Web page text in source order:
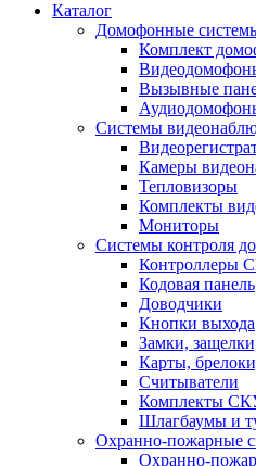
Каталог
Домофонные
Комплект
Вызывные
Системы
Камеры
Тепловизоры
Комплекты
Мониторы
Системы контроля
Контроллеры
Кодовая панель
Доводчики
Кнопки выхода
Замки,
Карты,
Считыватели
Комплекты
Шлагбаумы и
Охранно-пожарные
Охранно-